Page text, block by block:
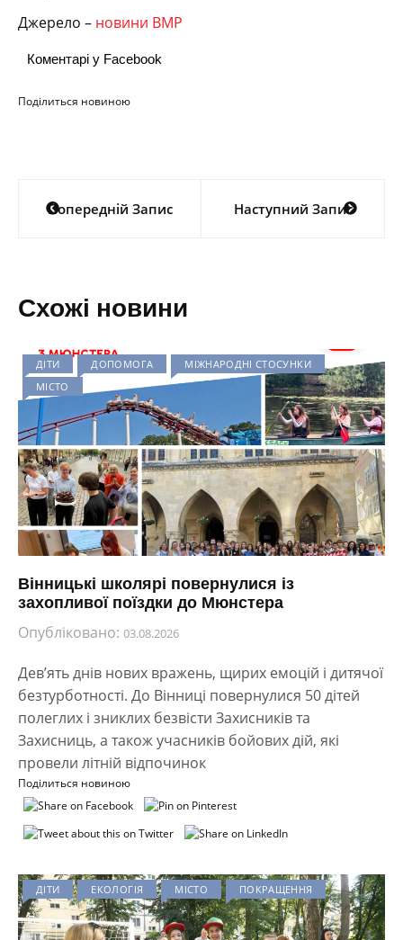
Джерело – новини ВМР
Коментарі у Facebook
Поділиться новиною
Навігація
записів
Попередній Запис Наступний Запис
Схожі новини
ДІТИ ДОПОМОГА
МІЖНАРОДНІ СТОСУНКИ
МІСТО
Вінницькі школярі повернулися із
захопливої поїздки до Мюнстера
Опубліковано: 03.08.2026
Дев’ять днів нових вражень, щирих емоцій і дитячої
безтурботності. До Вінниці повернулися 50 дітей
полеглих і зниклих безвісти Захисників та
Захисниць, а також учасників бойових дій, які
провели літній відпочинок
Поділиться новиною
ДІТИ ЕКОЛОГІЯ МІСТО ПОКРАЩЕННЯ